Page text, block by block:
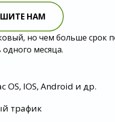
НАМ
но чем больше срок
месяца.
OS, IOS, Android и др.
трафик